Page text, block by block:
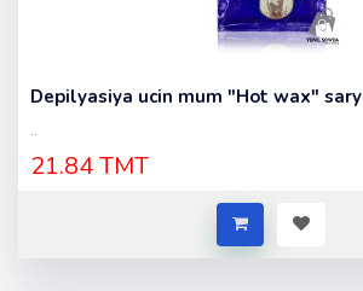
Depilyasiya ucin mum "Hot wax" sary
..
21.84 TMT